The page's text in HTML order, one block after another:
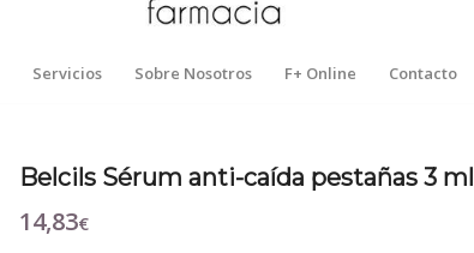
Servicios Sobre Nosotros F+ Online Contacto
Belcils Sérum anti-caída pestañas 3 ml
14,83€